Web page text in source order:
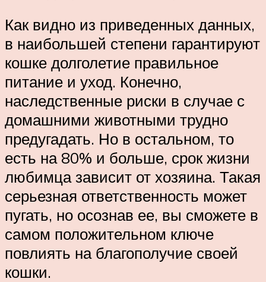
Как видно из приведенных данных,
в наибольшей степени гарантируют
кошке долголетие правильное
питание и уход. Конечно,
наследственные риски в случае с
домашними животными трудно
предугадать. Но в остальном, то
есть на 80% и больше, срок жизни
любимца зависит от хозяина. Такая
серьезная ответственность может
пугать, но осознав ее, вы сможете в
самом положительном ключе
повлиять на благополучие своей
кошки.